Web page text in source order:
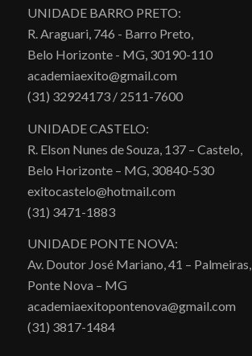
UNIDADE BARRO PRETO:
R. Araguari, 746 - Barro Preto,
Belo Horizonte - MG, 30190-110
academiaexito@gmail.com
(31) 32924173 / 2511-7600
UNIDADE CASTELO:
R. Elson Nunes de Souza, 137 – Castelo,
Belo Horizonte – MG, 30840-530
exitocastelo@hotmail.com
(31) 3471-1883
UNIDADE PONTE NOVA:
Av. Doutor José Mariano, 41 – Palmeiras,
Ponte Nova – MG
academiaexitopontenova@gmail.com
(31) 3817-1484